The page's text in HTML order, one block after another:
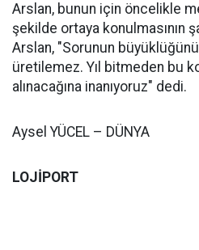
Arslan, bunun için öncelikle
şekilde ortaya konulmasının
Arslan, "Sorunun
üretilemez. Yıl bitmeden bu
alınacağına inanıyoruz" dedi.
Aysel YÜCEL – DÜNYA
LOJİPORT